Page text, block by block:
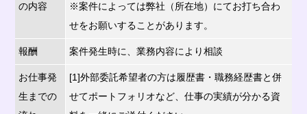
の内容
※案件によっては弊社（所在地）にてお打ち合わ
せをお願いすることがあります。
報酬 案件発生時に、業務内容により相談
お仕事発
生までの
[1]外部委託希望者の方は履歴書・職務経歴書と併
せてポートフォリオなど、仕事の実績が分かる資